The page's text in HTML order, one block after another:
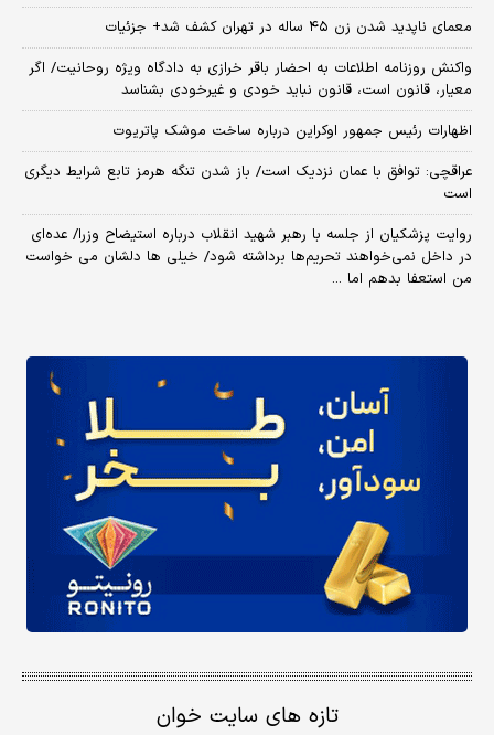
معمای ناپدید شدن زن ۴۵ ساله در تهران کشف شد+ جزئیات
واکنش روزنامه اطلاعات به احضار باقر خرازی به دادگاه ویژه روحانیت/ اگر
معیار، قانون است، قانون نباید خودی و غیرخودی بشناسد
اظهارات رئیس جمهور اوکراین درباره ساخت موشک پاتریوت
عراقچی: توافق با عمان نزدیک است/ باز شدن تنگه هرمز تابع شرایط دیگری
است
روایت پزشکیان از جلسه با رهبر شهید انقلاب درباره استیضاح وزرا/ عده‌ای
در داخل نمی‌خواهند تحریم‌ها برداشته شود/ خیلی ها دلشان می خواست
من استعفا بدهم اما ...
تازه های سایت خوان